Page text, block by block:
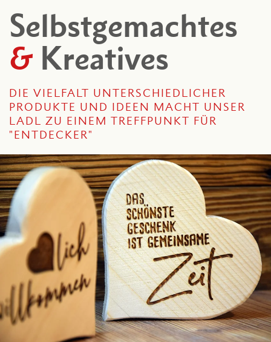
Selbst­gemachtes
& Kreatives
DIE VIELFALT UNTERSCHIEDLICHER
PRODUKTE UND IDEEN MACHT UNSER
LADL ZU EINEM TREFFPUNKT FÜR
"ENTDECKER"